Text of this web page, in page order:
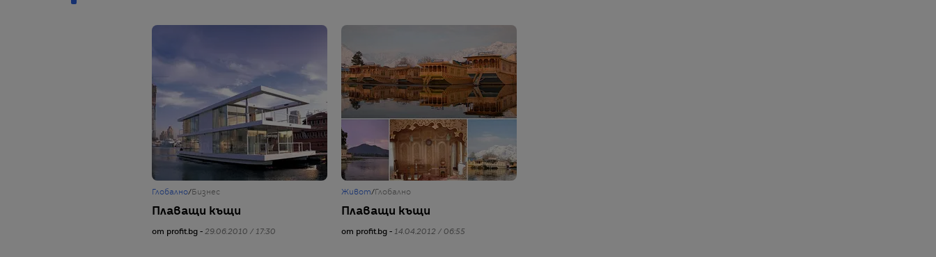
Глобално/Бизнес
Плаващи къщи
от profit.bg - 29.06.2010 / 17:30
Живот/Глобално
Плаващи къщи
от profit.bg - 14.04.2012 / 06:55